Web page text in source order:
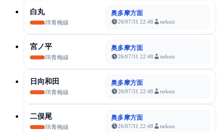
白丸
JR青梅線
奥多摩方面
26/07/31 22:48 tsrknic
宮ノ平
JR青梅線
奥多摩方面
26/07/31 22:48 tsrknic
日向和田
JR青梅線
奥多摩方面
26/07/31 22:48 tsrknic
二俣尾
JR青梅線
奥多摩方面
26/07/31 22:48 tsrknic